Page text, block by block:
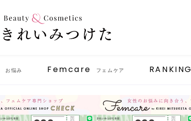
お悩み Femcare フェムケア RANKING